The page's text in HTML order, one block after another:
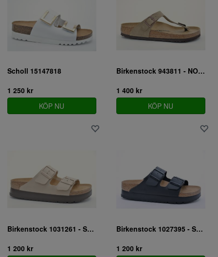
Scholl 15147818
1 250 kr
KÖP NU
Birkenstock 943811 - NORMAL
1 400 kr
KÖP NU
Birkenstock 1031261 - SMAL
1 200 kr
Birkenstock 1027395 - SMAL
1 200 kr